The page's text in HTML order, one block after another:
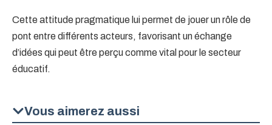
Cette attitude pragmatique lui permet de jouer un rôle de
pont entre différents acteurs, favorisant un échange
d’idées qui peut être perçu comme vital pour le secteur
éducatif.
Vous aimerez aussi